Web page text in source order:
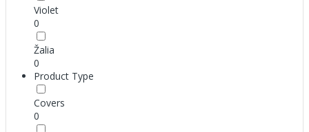
Violet
0
Žalia
0
Product Type
Covers
0